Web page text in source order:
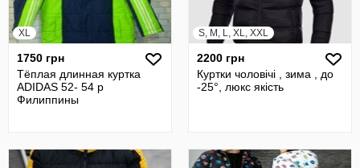
XL
1750 грн
Тёплая длинная куртка
ADIDAS 52- 54 р
Филиппины
S, M, L, XL, XXL
2200 грн
Куртки чоловічі , зима , до
-25°, люкс якість